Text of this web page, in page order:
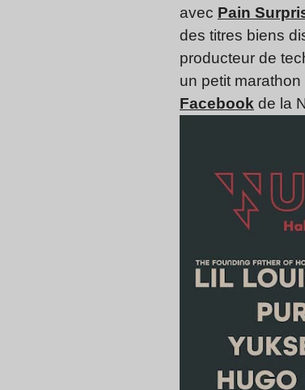
avec Pain
des titres biens
producteur de
un petit
Facebook de la